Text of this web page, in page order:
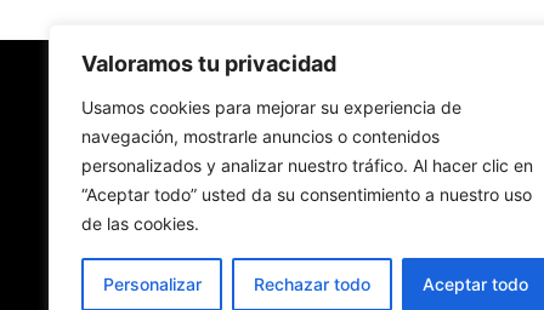
Valoramos tu privacidad
Usamos cookies para mejorar su experiencia de
navegación, mostrarle anuncios o contenidos
personalizados y analizar nuestro tráfico. Al hacer clic en
“Aceptar todo” usted da su consentimiento a nuestro uso
de las cookies.
Personalizar Rechazar todo Aceptar todo
Redes Cristianas
Una mirada alternativa sobre la Iglesia católica
- Colectivos de Redes Cristianas